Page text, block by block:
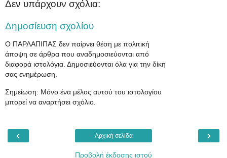
Δεν υπάρχουν σχόλια:
Δημοσίευση σχολίου
Ο ΠΑΡΛΑΠΙΠΑΣ δεν παίρνει θέση με πολιτική
άποψη σε άρθρα που αναδημοσιεύονται από
διαφορά ιστολόγια. Δημοσιεύονται όλα για την δίκη
σας ενημέρωση.
Σημείωση: Μόνο ένα μέλος αυτού του ιστολογίου
μπορεί να αναρτήσει σχόλιο.
‹ ›
Αρχική σελίδα
Προβολή έκδοσης ιστού